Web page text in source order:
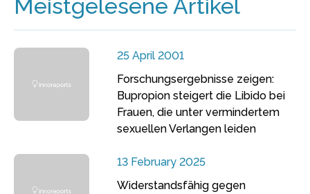
Meistgelesene Artikel
25 April 2001
Forschungsergebnisse zeigen:
Bupropion steigert die Libido bei
Frauen, die unter vermindertem
sexuellen Verlangen leiden
13 February 2025
Widerstandsfähig gegen